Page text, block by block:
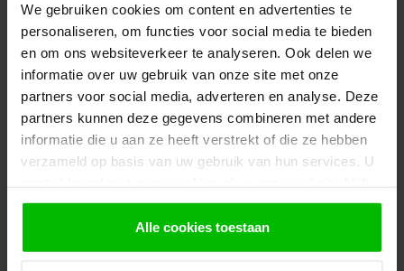
We gebruiken cookies om content en advertenties te
personaliseren, om functies voor social media te bieden
en om ons websiteverkeer te analyseren. Ook delen we
informatie over uw gebruik van onze site met onze
partners voor social media, adverteren en analyse. Deze
partners kunnen deze gegevens combineren met andere
informatie die u aan ze heeft verstrekt of die ze hebben
verzameld op basis van uw gebruik van hun services. U
gebruiken.
Alle cookies toestaan
TUINDECO
Schermsteun 30x30mm per stuk
Op voorraad in webshop
€0,45
Beschermkap M8
€0,15
Draadpaneelklem verzinkt,